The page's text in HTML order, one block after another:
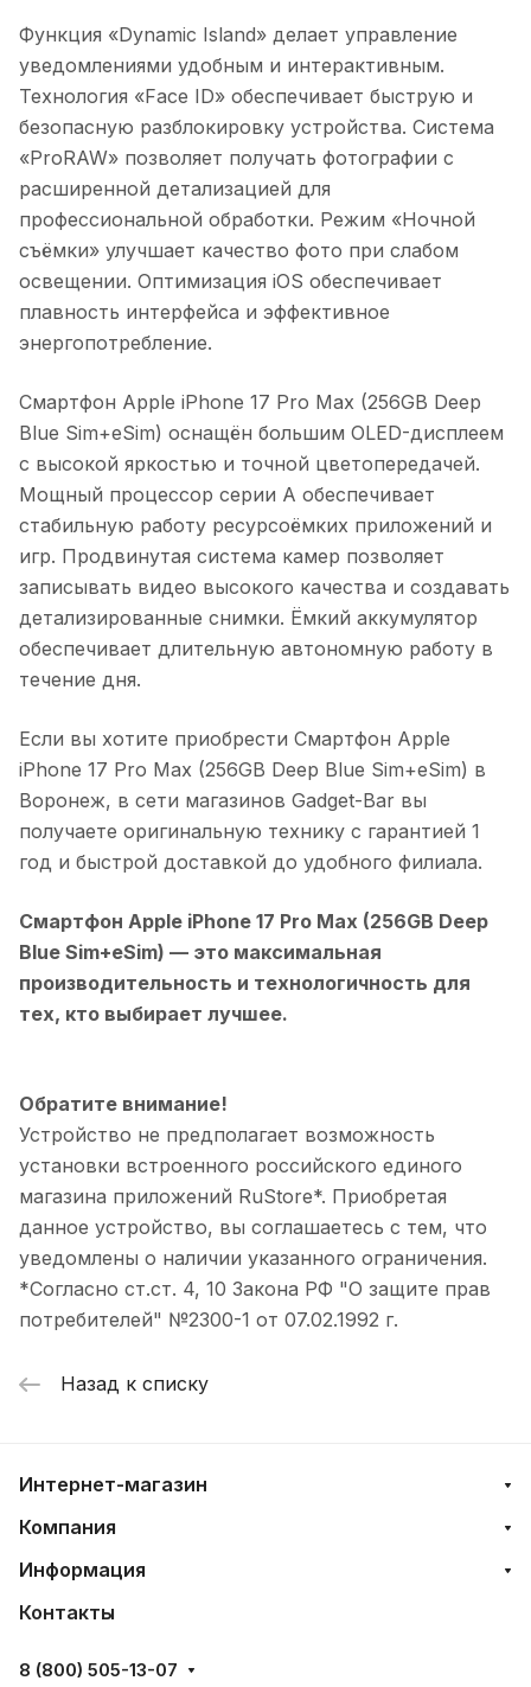
Функция «Dynamic Island» делает управление
уведомлениями удобным и интерактивным.
Технология «Face ID» обеспечивает быструю и
безопасную разблокировку устройства. Система
«ProRAW» позволяет получать фотографии с
расширенной детализацией для
профессиональной обработки. Режим «Ночной
съёмки» улучшает качество фото при слабом
освещении. Оптимизация iOS обеспечивает
плавность интерфейса и эффективное
энергопотребление.
Смартфон Apple iPhone 17 Pro Max (256GB Deep
Blue Sim+eSim) оснащён большим OLED-дисплеем
с высокой яркостью и точной цветопередачей.
Мощный процессор серии A обеспечивает
стабильную работу ресурсоёмких приложений и
игр. Продвинутая система камер позволяет
записывать видео высокого качества и создавать
детализированные снимки. Ёмкий аккумулятор
обеспечивает длительную автономную работу в
течение дня.
Если вы хотите приобрести Смартфон Apple
iPhone 17 Pro Max (256GB Deep Blue Sim+eSim) в
Воронеж, в сети магазинов Gadget-Bar вы
получаете оригинальную технику с гарантией 1
год и быстрой доставкой до удобного филиала.
Смартфон Apple iPhone 17 Pro Max (256GB Deep
Blue Sim+eSim) — это максимальная
производительность и технологичность для
тех, кто выбирает лучшее.
Обратите внимание!
Устройство не предполагает возможность
установки встроенного российского единого
магазина приложений RuStore*. Приобретая
данное устройство, вы соглашаетесь с тем, что
уведомлены о наличии указанного ограничения.
*Согласно ст.ст. 4, 10 Закона РФ "О защите прав
потребителей" №2300-1 от 07.02.1992 г.
Назад к списку
Интернет-магазин
Компания
Информация
Контакты
8 (800) 505-13-07